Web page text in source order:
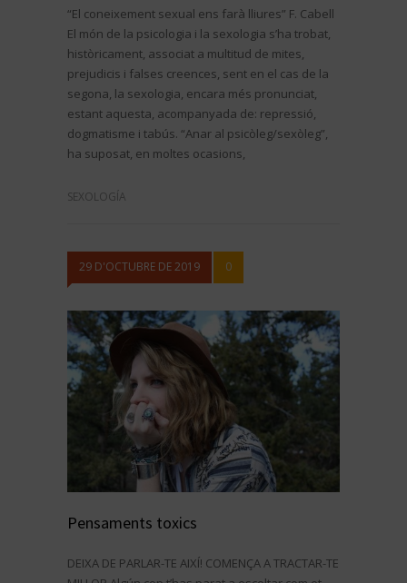
“El coneixement sexual ens farà lliures” F. Cabell
El món de la psicologia i la sexologia s’ha trobat,
històricament, associat a multitud de mites,
prejudicis i falses creences, sent en el cas de la
segona, la sexologia, encara més pronunciat,
estant aquesta, acompanyada de: repressió,
dogmatisme i tabús. “Anar al psicòleg/sexòleg”,
ha suposat, en moltes ocasions,
SEXOLOGÍA
29 D'OCTUBRE DE 2019 0
Pensaments toxics
DEIXA DE PARLAR-TE AIXÍ! COMENÇA A TRACTAR-TE